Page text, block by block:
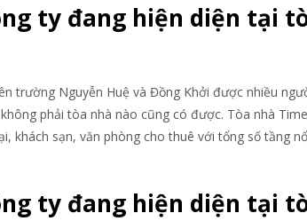
ty đang hiện diện tại
trường Nguyễn Huệ và Đồng Khởi được nhiều
phải tòa nhà nào cũng có được. Tòa nhà
khách sạn, văn phòng cho thuê với tổng số tầng
ty đang hiện diện tại